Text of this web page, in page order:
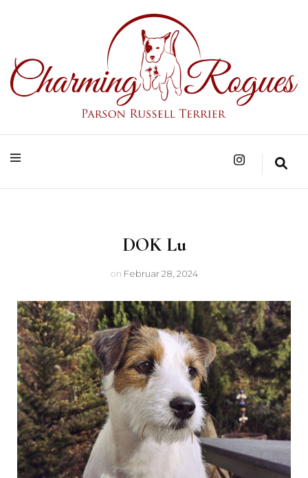
Charming Rogues
DOK Lu
on Februar 28, 2024